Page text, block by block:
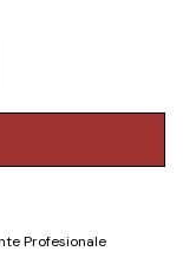
Profesionale